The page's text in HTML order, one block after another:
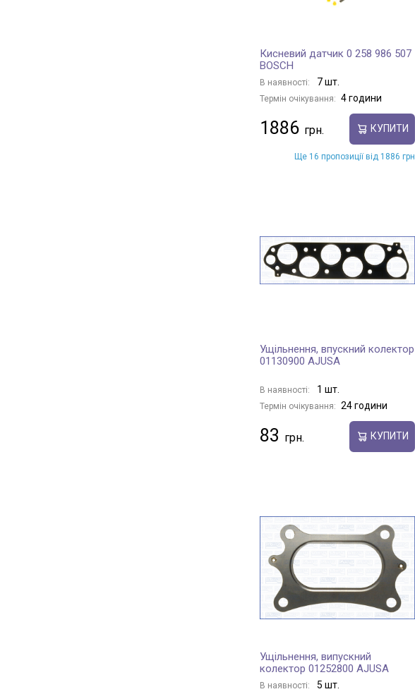
Кисневий датчик 0 258 986 507
BOSCH
В наявності: 7 шт.
Термін очікування: 4 години
1886 КУПИТИ
Ще 16 пропозиції від 1886 грн
Ущільнення, впускний колектор
01130900 AJUSA
В наявності: 1 шт.
Термін очікування: 24 години
83 КУПИТИ
Ущільнення, випускний
колектор 01252800 AJUSA
В наявності: 5 шт.